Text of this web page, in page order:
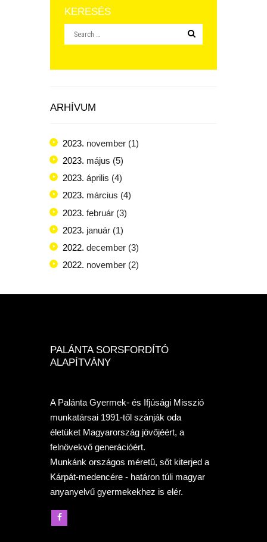
KERESÉS
ARHÍVUM
2023. november (1)
2023. május (5)
2023. április (4)
2023. március (4)
2023. február (3)
2023. január (1)
2022. december (3)
2022. november (2)
PALÁNTA SORSFORDÍTÓ
ALAPÍTVÁNY
A Palánta Gyermek- és Ifjúsági Misszió
munkatársai 1991-től szánják oda
életüket Magyarország jövőjéért, a
felnövekvő generációért.
Munkánk országos méretű, sőt kiterjed a
Kárpát-medencére - határon túli magyar
anyanyelvű gyermekekhez is elér.